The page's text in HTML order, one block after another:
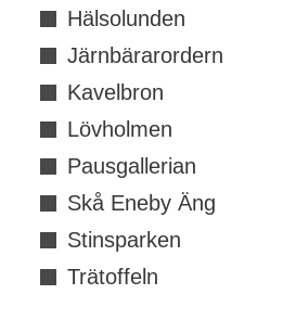
Hälsolunden
Järnbärarordern
Kavelbron
Lövholmen
Pausgallerian
Skå Eneby Äng
Stinsparken
Trätoffeln